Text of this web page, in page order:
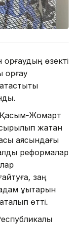
өзекті
қорғау
Қасым-Жомарт
жатқан
аясындағы
реформалар
заң
құқықтарын
өтті.